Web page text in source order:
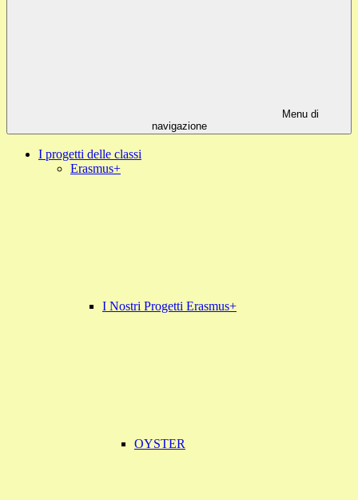
Menu di
navigazione
I progetti delle classi
Erasmus+
I Nostri Progetti Erasmus+
OYSTER